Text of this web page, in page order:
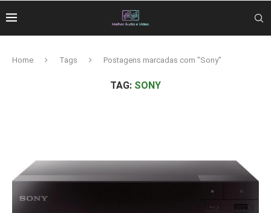
Home Tags Postagens marcadas com "Sony"
TAG: SONY